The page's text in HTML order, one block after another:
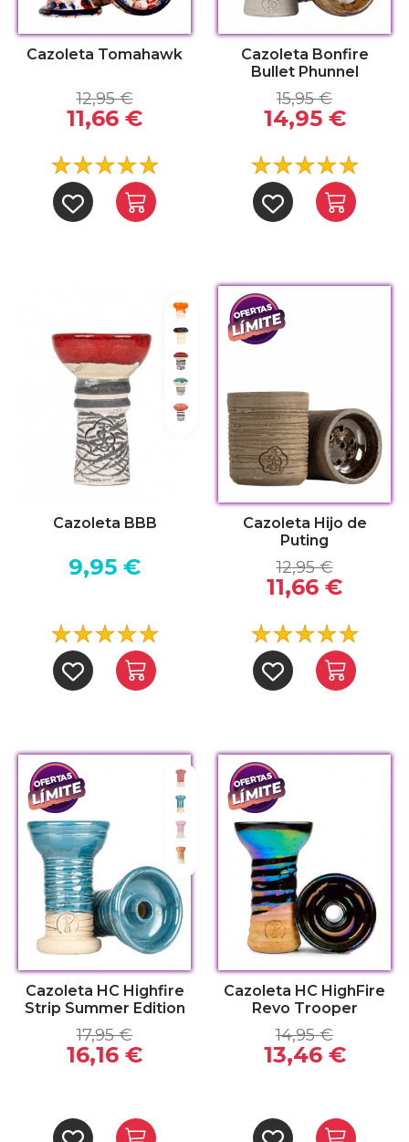
Cazoleta Tomahawk
12,95 €
11,66 €
Cazoleta Bonfire
Bullet Phunnel
15,95 €
14,95 €
Naranja
Negra
Rojo
Verde
Rojo Claro
Cazoleta BBB
9,95 €
Cazoleta Hijo de
Puting
12,95 €
11,66 €
Candy
Maldivas
Bubblegum
Papaya
Cazoleta HC Highfire
Strip Summer Edition
17,95 €
16,16 €
Cazoleta HC HighFire
Revo Trooper
14,95 €
13,46 €